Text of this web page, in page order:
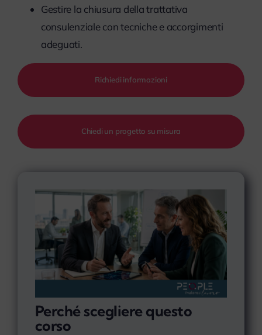
Gestire la chiusura della trattativa
consulenziale con tecniche e accorgimenti
adeguati.
Richiedi informazioni
Chiedi un progetto su misura
Perché scegliere questo
corso